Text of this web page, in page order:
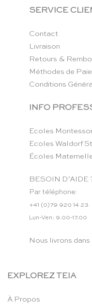
SERVICE
Contact
Livraison
Retours &
Méthodes de
Conditions
INFO
Ecoles
Ecoles Waldorf
Écoles
BESOIN D’AIDE
Par téléphone:
+41 (0)79 920 14 23
Lun-Ven: 9.00-17.00
Nous livrons
EXPLOREZ TEIA
À Propos